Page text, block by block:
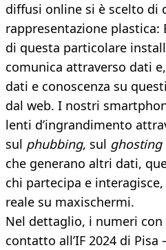
diffusi online si è scelto di
rappresentazione plastica:
di questa particolare
comunica attraverso dati
dati e conoscenza su
dal web. I nostri
lenti d’ingrandimento
sul phubbing, sul ghosting
che generano altri dati,
chi partecipa e
reale su maxischermi.
Nel dettaglio, i numeri
contatto all’IF 2024 di Pisa